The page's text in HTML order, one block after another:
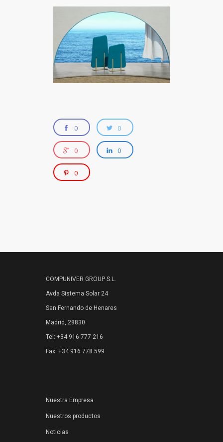
0 0
0 0
0
COMPUNIVER GROUP S.L.
Avda Sistema Solar 24
San Fernando de Henares
Madrid, 28830
Tel: +34 916 777 216
Fax: +34 916 778 599
Nuestra Empresa
Nuestros productos
Noticias